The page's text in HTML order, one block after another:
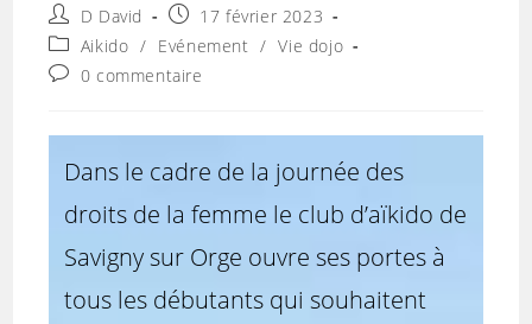
Auteur/autrice
de
la
publication :
D David
Publication
publiée :
17 février 2023
Post
category:
Aikido / Evénement / Vie dojo
Commentaires
publication :
0 commentaire
Dans le cadre de la journée des
droits de la femme le club d’aïkido de
Savigny sur Orge ouvre ses portes à
tous les débutants qui souhaitent